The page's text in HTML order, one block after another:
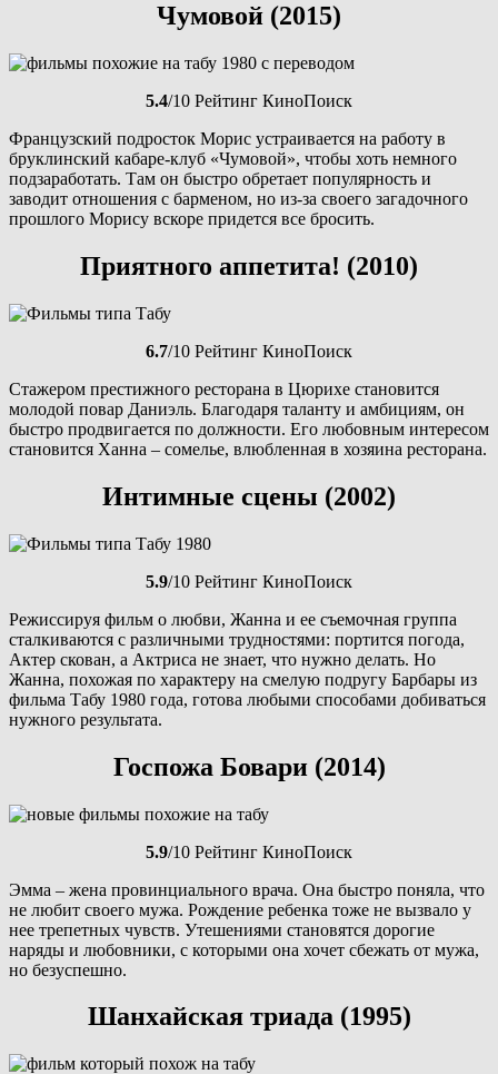
Чумовой (2015)
5.4/10 Рейтинг КиноПоиск
Французский подросток Морис устраивается на работу в
бруклинский кабаре-клуб «Чумовой», чтобы хоть немного
подзаработать. Там он быстро обретает популярность и
заводит отношения с барменом, но из-за своего загадочного
прошлого Морису вскоре придется все бросить.
Приятного аппетита! (2010)
6.7/10 Рейтинг КиноПоиск
Стажером престижного ресторана в Цюрихе становится
молодой повар Даниэль. Благодаря таланту и амбициям, он
быстро продвигается по должности. Его любовным интересом
становится Ханна – сомелье, влюбленная в хозяина ресторана.
Интимные сцены (2002)
5.9/10 Рейтинг КиноПоиск
Режиссируя фильм о любви, Жанна и ее съемочная группа
сталкиваются с различными трудностями: портится погода,
Актер скован, а Актриса не знает, что нужно делать. Но
Жанна, похожая по характеру на смелую подругу Барбары из
фильма Табу 1980 года, готова любыми способами добиваться
нужного результата.
Госпожа Бовари (2014)
5.9/10 Рейтинг КиноПоиск
Эмма – жена провинциального врача. Она быстро поняла, что
не любит своего мужа. Рождение ребенка тоже не вызвало у
нее трепетных чувств. Утешениями становятся дорогие
наряды и любовники, с которыми она хочет сбежать от мужа,
но безуспешно.
Шанхайская триада (1995)